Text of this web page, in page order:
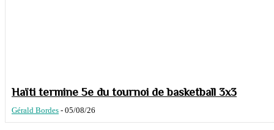
Haïti termine 5e du tournoi de basketball 3x3
Gérald Bordes - 05/08/26